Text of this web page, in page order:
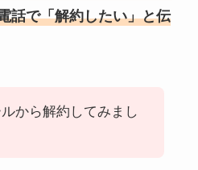
話で「解約したい」と伝
から解約してみまし